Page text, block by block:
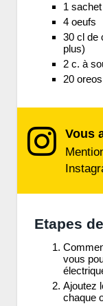
1
4 oeufs
30 cl de
plus)
2 c. à
20 oreos
Vous
Etapes
vous
Ajoutez
chaque